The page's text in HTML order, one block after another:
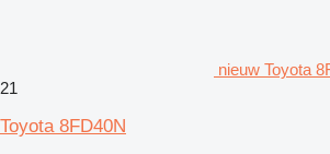
nieuw Toyota
21
Toyota 8FD40N